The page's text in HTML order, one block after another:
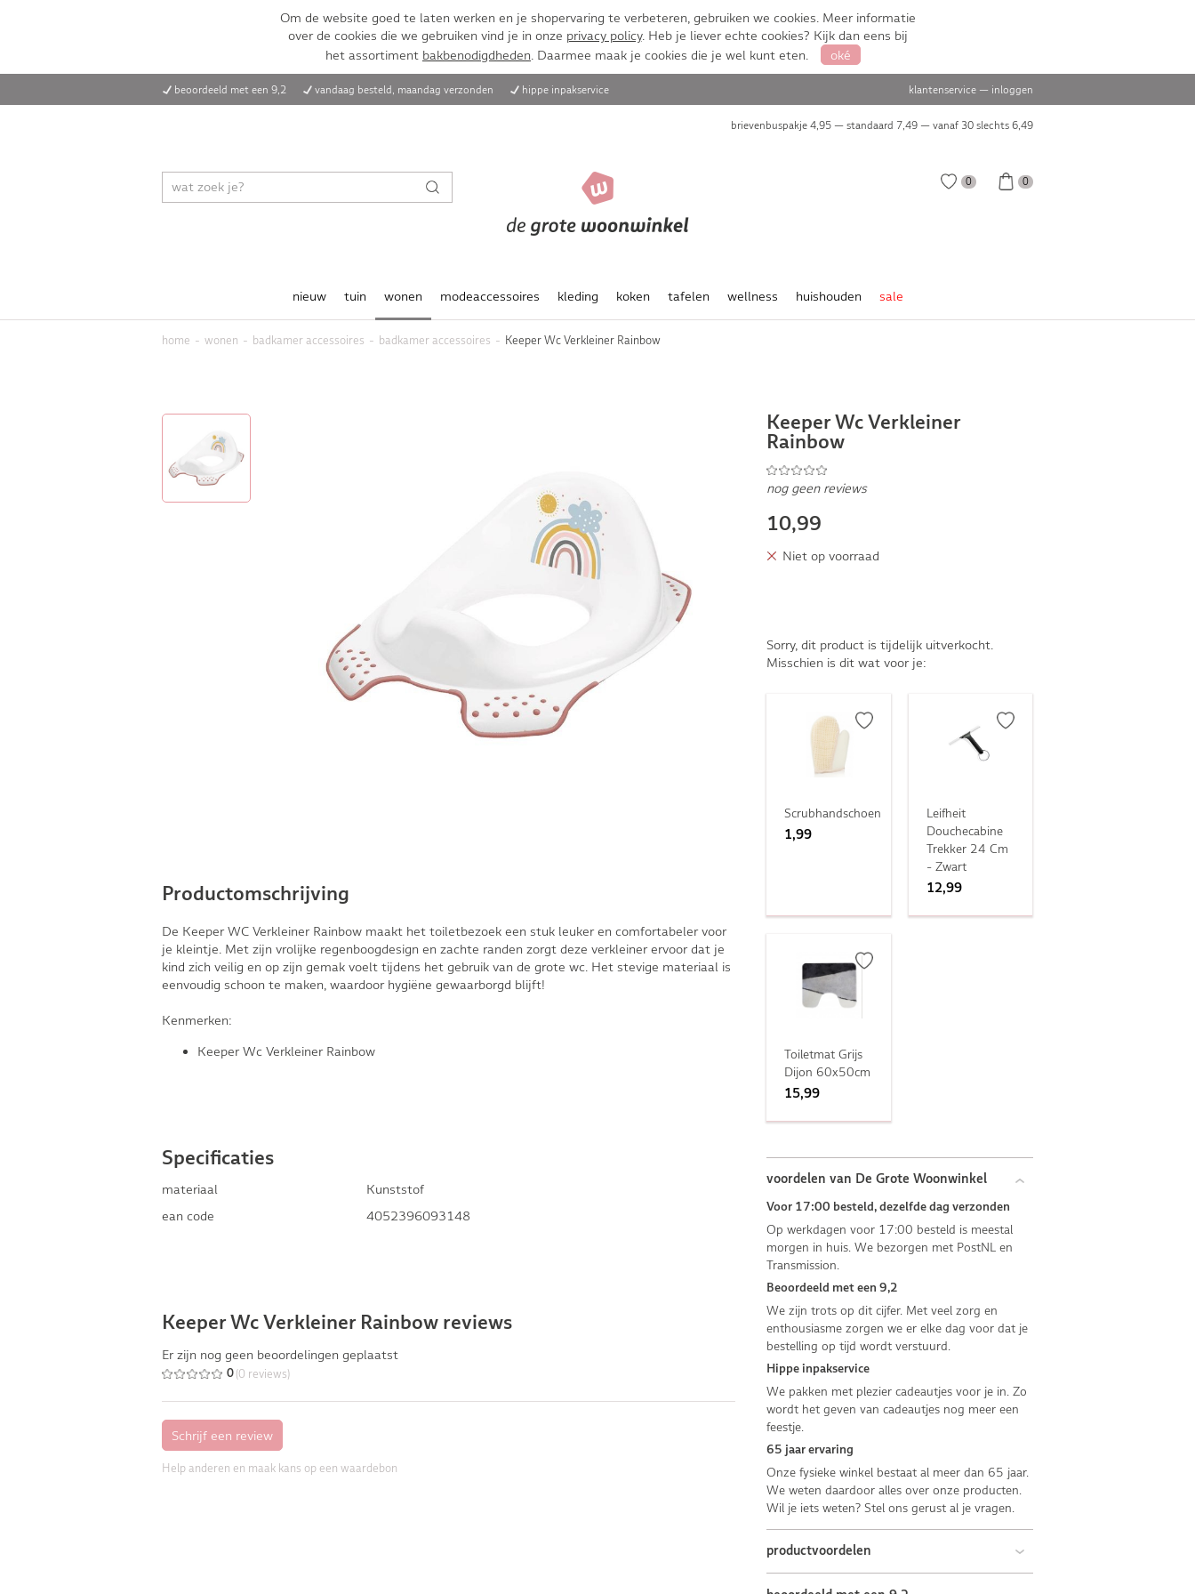
Om de website goed te laten werken en je shopervaring te verbeteren, gebruiken we cookies. Meer informatie
over de cookies die we gebruiken vind je in onze privacy policy. Heb je liever echte cookies? Kijk dan eens bij
het assortiment bakbenodigdheden. Daarmee maak je cookies die je wel kunt eten. oké
beoordeeld met een 9,2 vandaag besteld, maandag verzonden hippe inpakservice klantenservice — inloggen
brievenbuspakje 4,95 — standaard 7,49 — vanaf 30 slechts 6,49
0 0
nieuw tuin wonen modeaccessoires kleding koken tafelen wellness huishouden sale
home wonen badkamer accessoires badkamer accessoires Keeper Wc Verkleiner Rainbow
Productomschrijving
De Keeper WC Verkleiner Rainbow maakt het toiletbezoek een stuk leuker en comfortabeler voor
je kleintje. Met zijn vrolijke regenboogdesign en zachte randen zorgt deze verkleiner ervoor dat je
kind zich veilig en op zijn gemak voelt tijdens het gebruik van de grote wc. Het stevige materiaal is
eenvoudig schoon te maken, waardoor hygiëne gewaarborgd blijft!
Kenmerken:
Keeper Wc Verkleiner Rainbow
Specificaties
materiaal
Kunststof
ean code
4052396093148
Keeper Wc Verkleiner Rainbow reviews
Er zijn nog geen beoordelingen geplaatst
0 (0 reviews)
Help anderen en maak kans op een waardebon
Keeper Wc Verkleiner
Rainbow
nog geen reviews
10,99
Niet op voorraad
Sorry, dit product is tijdelijk uitverkocht.
Misschien is dit wat voor je:
Scrubhandschoen
1,99
Leifheit
Douchecabine
Trekker 24 Cm
- Zwart
12,99
Toiletmat Grijs
Dijon 60x50cm
15,99
voordelen van De Grote Woonwinkel
Voor 17:00 besteld, dezelfde dag verzonden
Op werkdagen voor 17:00 besteld is meestal
morgen in huis. We bezorgen met PostNL en
Transmission.
Beoordeeld met een 9,2
We zijn trots op dit cijfer. Met veel zorg en
enthousiasme zorgen we er elke dag voor dat je
bestelling op tijd wordt verstuurd.
Hippe inpakservice
We pakken met plezier cadeautjes voor je in. Zo
wordt het geven van cadeautjes nog meer een
feestje.
65 jaar ervaring
Onze fysieke winkel bestaat al meer dan 65 jaar.
We weten daardoor alles over onze producten.
Wil je iets weten? Stel ons gerust al je vragen.
productvoordelen